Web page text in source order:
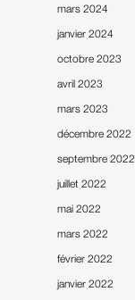
mars 2024
janvier 2024
octobre 2023
avril 2023
mars 2023
décembre 2022
septembre 2022
juillet 2022
mai 2022
mars 2022
février 2022
janvier 2022